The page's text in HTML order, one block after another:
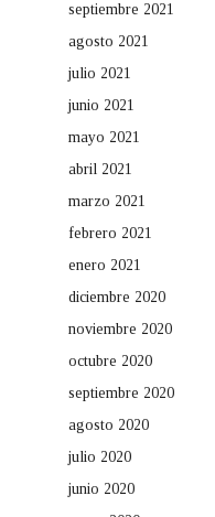
septiembre 2021
agosto 2021
julio 2021
junio 2021
mayo 2021
abril 2021
marzo 2021
febrero 2021
enero 2021
diciembre 2020
noviembre 2020
octubre 2020
septiembre 2020
agosto 2020
julio 2020
junio 2020